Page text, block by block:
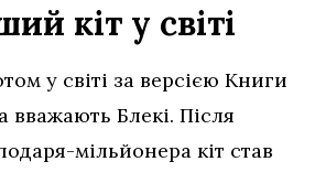
кіт у світі
у світі за версією Книги
вважають Блекі. Після
мільйонера кіт став